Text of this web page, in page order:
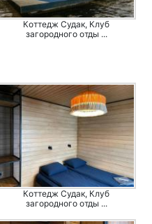
Коттедж Судак, Клуб
загородного отды ...
Коттедж Судак, Клуб
загородного отды ...